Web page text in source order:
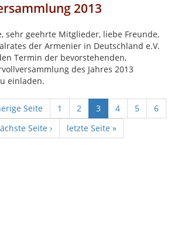
2013
sehr geehrte Mitglieder, liebe Freunde,
der Armenier in Deutschland e.V.
Termin der bevorstehenden,
des Jahres 2013
einladen.
Seite 1 2 3 4 5
6
Seite › letzte Seite »